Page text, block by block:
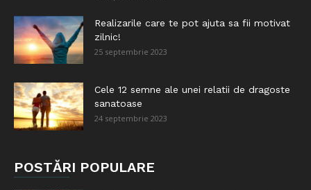
Realizarile care te pot ajuta sa fii motivat
zilnic!
25 septembrie 2023
Cele 12 semne ale unei relatii de dragoste
sanatoase
24 septembrie 2023
POSTĂRI POPULARE